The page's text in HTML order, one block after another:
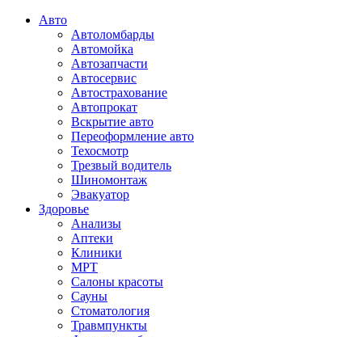
Авто
Автоломбарды
Автомойка
Автозапчасти
Автосервис
Автострахование
Автопрокат
Вскрытие авто
Переоформление авто
Техосмотр
Трезвый водитель
Шиномонтаж
Эвакуатор
Здоровье
Анализы
Аптеки
Клиники
МРТ
Салоны красоты
Сауны
Стоматология
Травмпункты